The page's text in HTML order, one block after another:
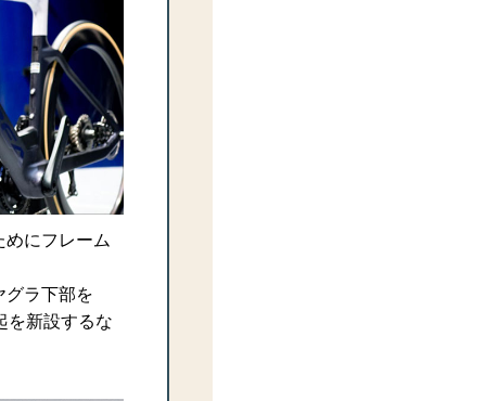
にフレーム
ラ下部を
を新設するな